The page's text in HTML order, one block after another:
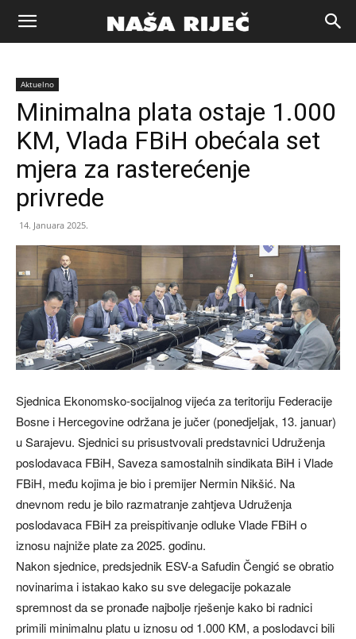
Naša
riječ
Aktuelno
Minimalna plata ostaje 1.000
KM, Vlada FBiH obećala set
mjera za rasterećenje
privrede
14. Januara 2025.
Sjednica Ekonomsko-socijalnog vijeća za teritoriju Federacije
Bosne i Hercegovine održana je jučer (ponedjeljak, 13. januar)
u Sarajevu. Sjednici su prisustvovali predstavnici Udruženja
poslodavaca FBiH, Saveza samostalnih sindikata BiH i Vlade
FBiH, među kojima je bio i premijer Nermin Nikšić. Na
dnevnom redu je bilo razmatranje zahtjeva Udruženja
poslodavaca FBiH za preispitivanje odluke Vlade FBiH o
iznosu najniže plate za 2025. godinu.
Nakon sjednice, predsjednik ESV-a Safudin Čengić se obratio
novinarima i istakao kako su sve delegacije pokazale
spremnost da se pronađe najbolje rješenje kako bi radnici
primili minimalnu platu u iznosu od 1.000 KM, a poslodavci bili